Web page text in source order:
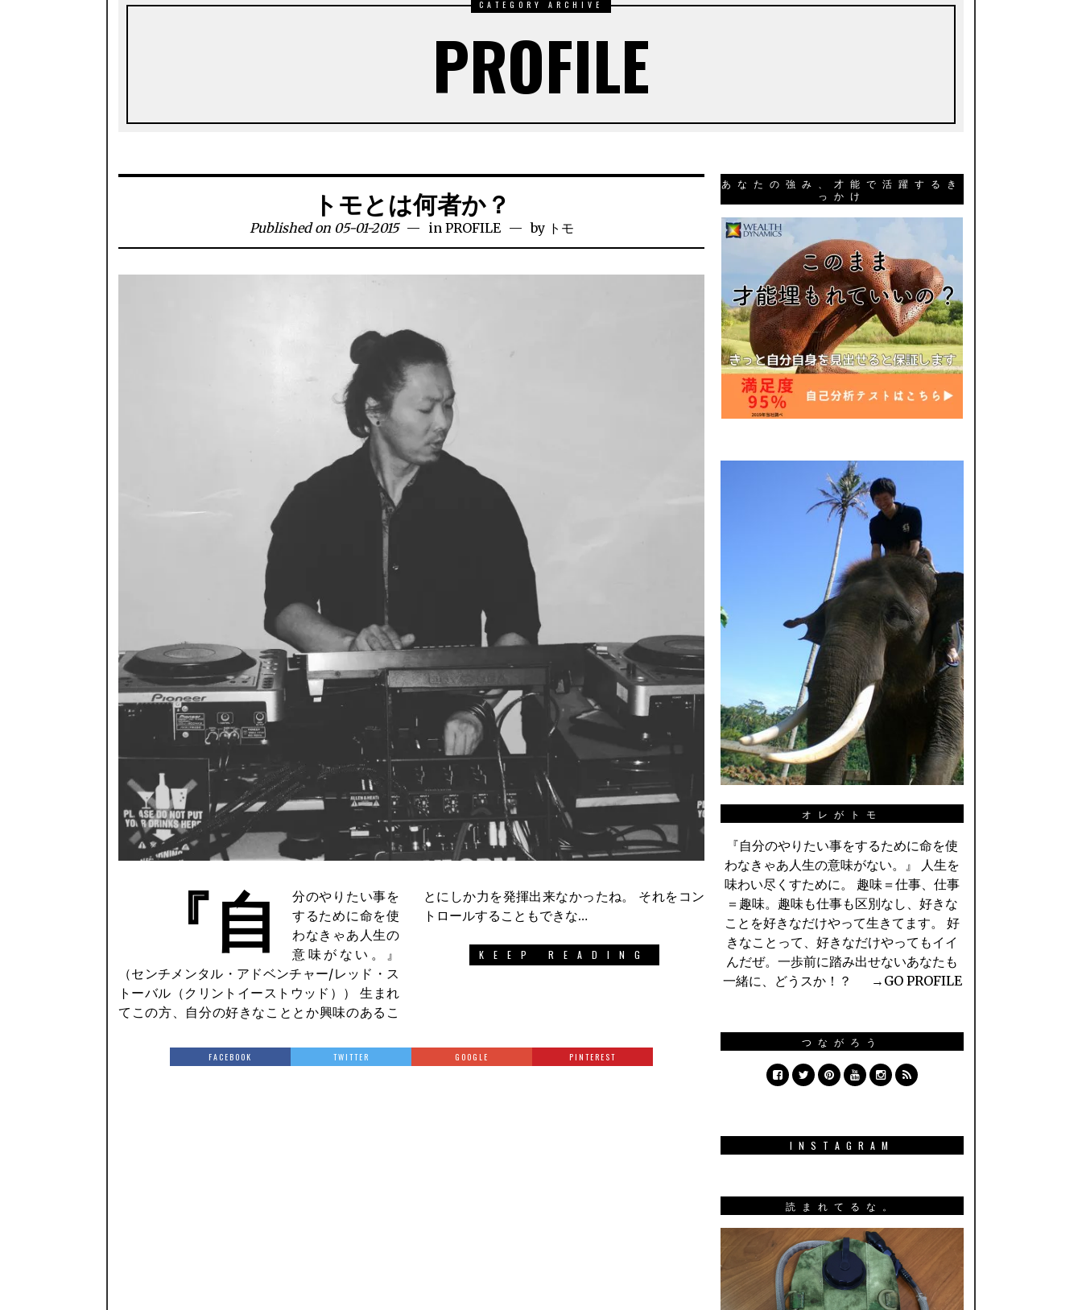
CATEGORY ARCHIVE
PROFILE
トモとは何者か？
Published on 05-01-2015 in PROFILE by トモ
『自
分のやりたい事を
するために命を使
わなきゃあ人生の
意味がない。』
（センチメンタル・アドベンチャー/レッド・ス
トーバル（クリントイーストウッド）） 生まれ
てこの方、自分の好きなこととか興味のあるこ
とにしか力を発揮出来なかったね。 それをコン
トロールすることもできな…
KEEP READING
FACEBOOK TWITTER GOOGLE PINTEREST
あなたの強み、才能で活躍するき
っかけ
オレがトモ
『自分のやりたい事をするために命を使
わなきゃあ人生の意味がない。』 人生を
味わい尽くすために。 趣味＝仕事、仕事
＝趣味。趣味も仕事も区別なし、好きな
ことを好きなだけやって生きてます。 好
きなことって、好きなだけやってもイイ
んだぜ。一歩前に踏み出せないあなたも
一緒に、どうスか！？ → GO PROFILE
つながろう
INSTAGRAM
読まれてるな。